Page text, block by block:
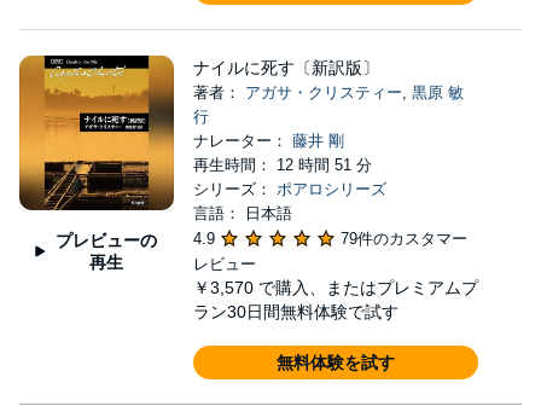
プレビューの
再生
ナイルに死す〔新訳版〕
著者： アガサ・クリスティー, 黒原 敏
行
ナレーター： 藤井 剛
再生時間： 12 時間 51 分
シリーズ： ポアロシリーズ
言語： 日本語
4.9
79件のカスタマー
レビュー
￥3,570 で購入、またはプレミアムプ
ラン30日間無料体験で試す
無料体験を試す